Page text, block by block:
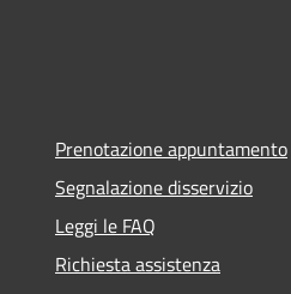
Prenotazione appuntamento
Segnalazione disservizio
Leggi le FAQ
Richiesta assistenza